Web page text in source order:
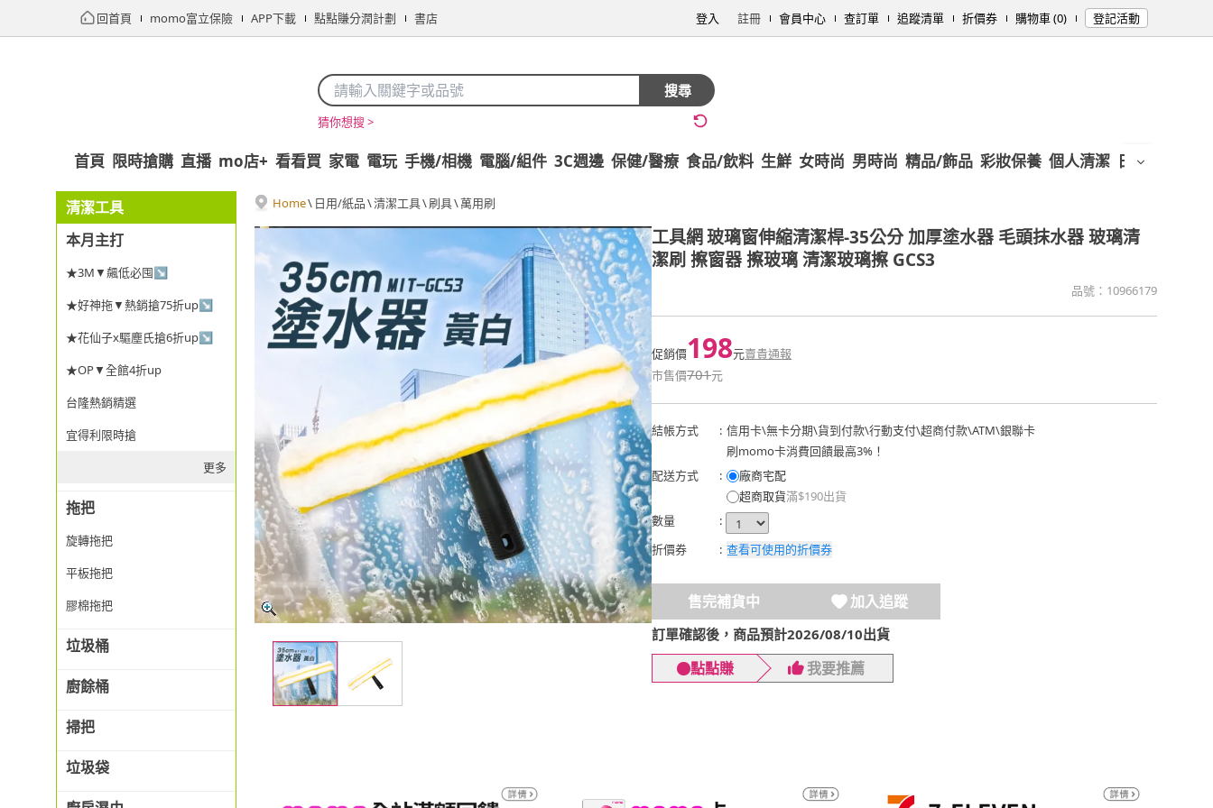
回首頁 momo富立保險 APP下載 點點賺分潤計劃 書店 登入 註冊 會員中心 查訂單 追蹤清單 折價券 購物車 (0) 登記活動
搜尋
猜你想搜 >
首頁 限時搶購 直播 mo店+ 看看買 家電 電玩 手機/相機 電腦/組件 3C週邊 保健/醫療 食品/飲料 生鮮 女時尚 男時尚 精品/飾品 彩妝保養 個人清潔 日用/紙品
清潔工具
本月主打
★3M▼飆低必囤↘
★好神拖▼熱銷搶75折up↘
★花仙子x驅塵氏搶6折up↘
★OP▼全館4折up
台隆熱銷精選
宜得利限時搶
更多
拖把
旋轉拖把
平板拖把
膠棉拖把
垃圾桶
廚餘桶
掃把
垃圾袋
Home\ 日用/紙品\清潔工具\刷具\萬用刷
工具網玻璃窗伸縮清潔桿-35公分 加厚塗水器 毛頭抹水器 玻璃清
潔刷 擦窗器 擦玻璃 清潔玻璃擦 GCS3
品號： 10966179
促銷價198元賣貴通報
市售價701元
結帳方式 : 信用卡\無卡分期\貨到付款\行動支付\超商付款\ATM\銀聯卡
刷momo卡消費回饋最高3%！
配送方式
:
廠商宅配
超商取貨滿$190出貨
數量
:
折價券
: 查看可使用的折價券
售完補貨中 加入追蹤
訂單確認後，商品預計2026/08/10出貨
點點賺 我要推薦